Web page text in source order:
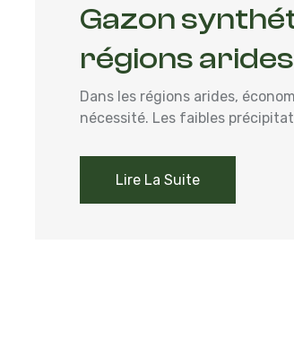
Gazon
régions arides
Dans les régions arides,
nécessité. Les faibles
Lire La Suite